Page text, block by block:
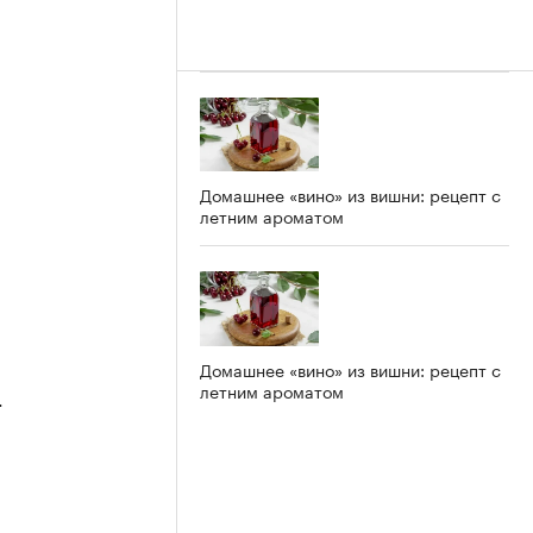
Домашнее «вино» из вишни: рецепт с
летним ароматом
Домашнее «вино» из вишни: рецепт с
летним ароматом